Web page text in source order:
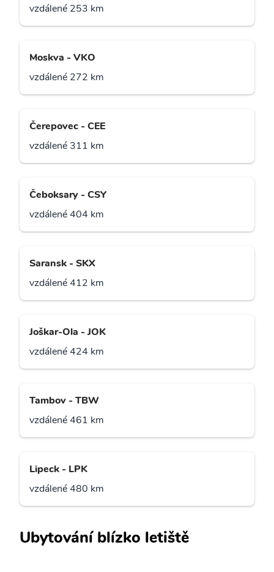
vzdálené 253 km
Moskva - VKO
vzdálené 272 km
Čerepovec - CEE
vzdálené 311 km
Čeboksary - CSY
vzdálené 404 km
Saransk - SKX
vzdálené 412 km
Joškar-Ola - JOK
vzdálené 424 km
Tambov - TBW
vzdálené 461 km
Lipeck - LPK
vzdálené 480 km
Ubytování blízko letiště